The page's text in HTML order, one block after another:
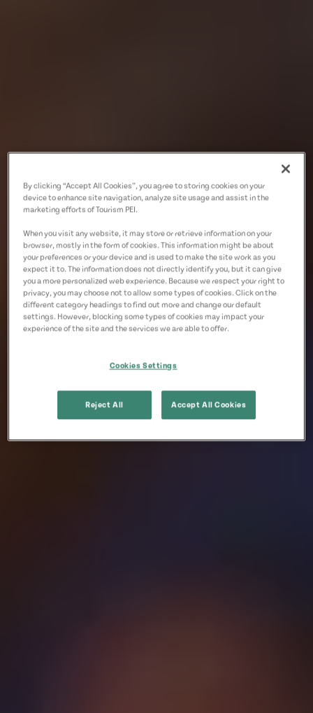
By clicking “Accept All Cookies”, you agree to storing cookies on your
device to enhance site navigation, analyze site usage and assist in the
marketing efforts of Tourism PEI.
When you visit any website, it may store or retrieve information on your
browser, mostly in the form of cookies. This information might be about
your preferences or your device and is used to make the site work as you
expect it to. The information does not directly identify you, but it can give
you a more personalized web experience. Because we respect your right to
privacy, you may choose not to allow some types of cookies. Click on the
different category headings to find out more and change our default
settings. However, blocking some types of cookies may impact your
experience of the site and the services we are able to offer.
Cookies Settings
Reject All Accept All Cookies